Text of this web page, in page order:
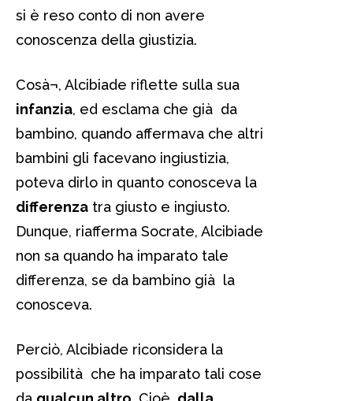
si è reso conto di non avere
conoscenza della giustizia.
Cosà¬, Alcibiade riflette sulla sua
infanzia, ed esclama che già da
bambino, quando affermava che altri
bambini gli facevano ingiustizia,
poteva dirlo in quanto conosceva la
differenza tra giusto e ingiusto.
Dunque, riafferma Socrate, Alcibiade
non sa quando ha imparato tale
differenza, se da bambino già la
conosceva.
Perciò, Alcibiade riconsidera la
possibilità che ha imparato tali cose